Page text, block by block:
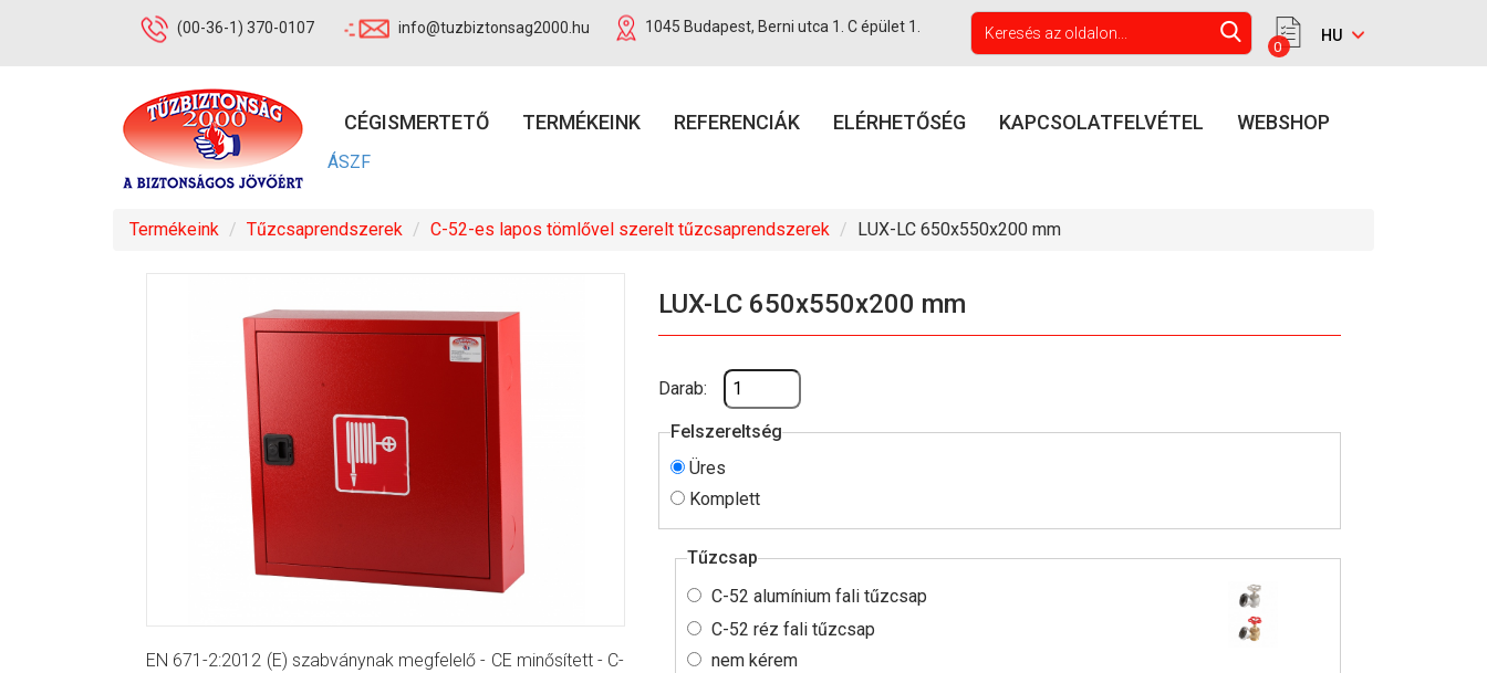
(00-36-1) 370-0107 info@tuzbiztonsag2000.hu 1045 Budapest, Berni utca 1. C épület 1.
0
CÉGISMERTETŐ
ÁSZF
TERMÉKEINK REFERENCIÁK ELÉRHETŐSÉG KAPCSOLATFELVÉTEL WEBSHOP
Termékeink Tűzcsaprendszerek C-52-es lapos tömlővel szerelt tűzcsaprendszerek LUX-LC 650x550x200 mm
EN 671-2:2012 (E) szabványnak megfelelő - CE minősített - C-
LUX-LC 650x550x200 mm
Darab:
Felszereltség
Üres
Komplett
Tűzcsap
C-52 alumínium fali tűzcsap
C-52 réz fali tűzcsap
nem kérem